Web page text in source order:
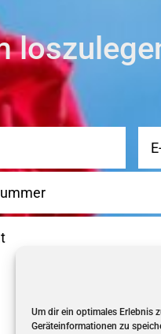
Um dir ein optimales Erlebnis
Geräteinformationen zu